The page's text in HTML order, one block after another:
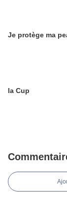
Je protège ma
la Cup